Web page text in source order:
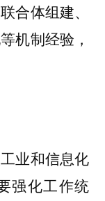
合体组建、
机制经验，
业和信息化
强化工作统